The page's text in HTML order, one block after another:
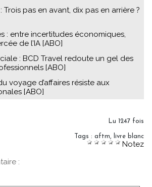
Trois pas en avant, dix pas en arrière ?
: entre incertitudes économiques,
de l’IA [ABO]
: BCD Travel redoute un gel des
[ABO]
voyage d’affaires résiste aux
[ABO]
Lu 1247 fois
Tags : aftm livre blanc
Notez
: